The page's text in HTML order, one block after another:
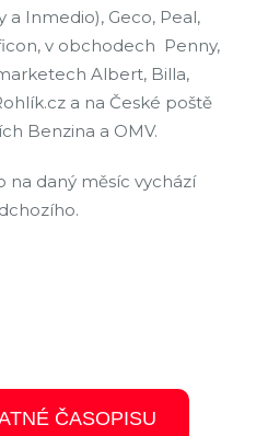
a Inmedio), Geco, Peal,
v obchodech Penny,
Albert, Billa,
a na České poště
Benzina a OMV.
na daný měsíc vychází
ČASOPISU